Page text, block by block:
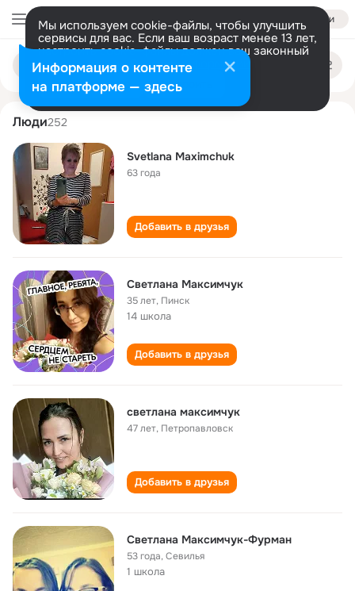
Войти
Мы используем cookie-файлы, чтобы улучшить
сервисы для вас. Если ваш возраст менее 13 лет,
настроить cookie-файлы должен ваш законный
представитель. Больше информации
Разрешить все Настроить
Поиск
людям
svetlana maksimchuk
Люди252
Svetlana Maximchuk
63 года
Добавить в друзья
Светлана Максимчук
35 лет, Пинск
14 школа
Добавить в друзья
светлана максимчук
47 лет, Петропавловск
Добавить в друзья
Светлана Максимчук-Фурман
53 года,Севилья
1 школа
Информация о контенте
на платформе — здесь